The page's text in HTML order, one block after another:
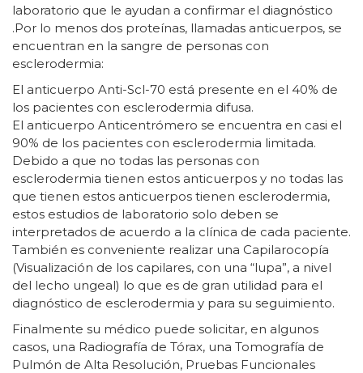
laboratorio que le ayudan a confirmar el diagnóstico
.Por lo menos dos proteínas, llamadas anticuerpos, se
encuentran en la sangre de personas con
esclerodermia:
El anticuerpo Anti-Scl-70 está presente en el 40% de
los pacientes con esclerodermia difusa.
El anticuerpo Anticentrómero se encuentra en casi el
90% de los pacientes con esclerodermia limitada.
Debido a que no todas las personas con
esclerodermia tienen estos anticuerpos y no todas las
que tienen estos anticuerpos tienen esclerodermia,
estos estudios de laboratorio solo deben se
interpretados de acuerdo a la clínica de cada paciente.
También es conveniente realizar una Capilarocopía
(Visualización de los capilares, con una “lupa”, a nivel
del lecho ungeal) lo que es de gran utilidad para el
diagnóstico de esclerodermia y para su seguimiento.
Finalmente su médico puede solicitar, en algunos
casos, una Radiografía de Tórax, una Tomografía de
Pulmón de Alta Resolución, Pruebas Funcionales